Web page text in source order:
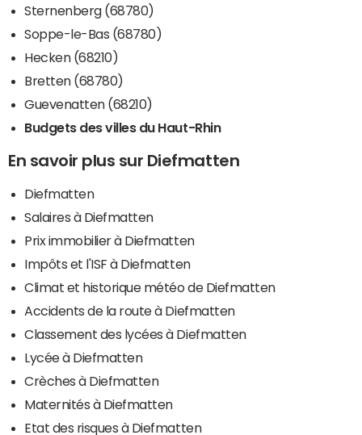
Sternenberg (68780)
Soppe-le-Bas (68780)
Hecken (68210)
Bretten (68780)
Guevenatten (68210)
Budgets des villes du Haut-Rhin
En savoir plus sur Diefmatten
Diefmatten
Salaires à Diefmatten
Prix immobilier à Diefmatten
Impôts et l'ISF à Diefmatten
Climat et historique météo de Diefmatten
Accidents de la route à Diefmatten
Classement des lycées à Diefmatten
Lycée à Diefmatten
Crèches à Diefmatten
Maternités à Diefmatten
Etat des risques à Diefmatten